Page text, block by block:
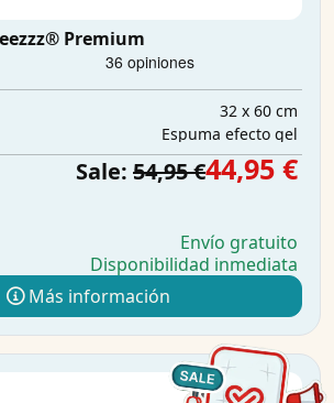
Premium
32 x 60 cm
Espuma efecto gel
Sale: 54,95 €44,95 €
Envío gratuito
Disponibilidad inmediata
Más información